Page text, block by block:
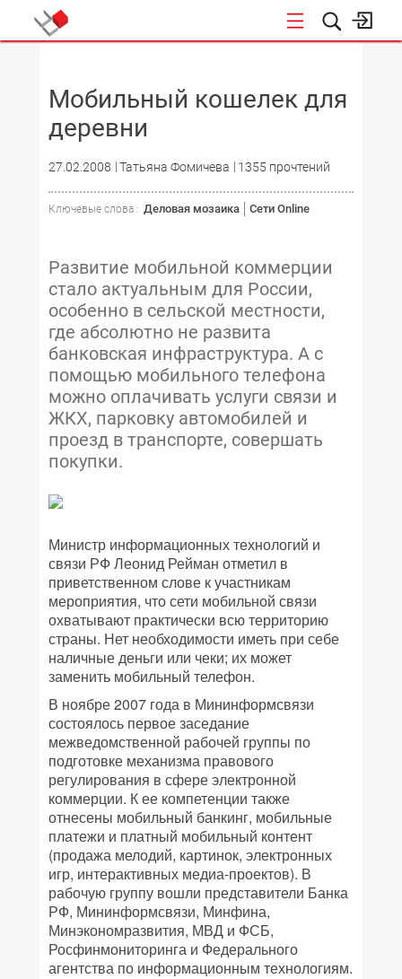
Мобильный кошелек для
деревни
27.02.2008 Татьяна Фомичева 1355 прочтений
Ключевые слова : Деловая мозаика Сети Online
Развитие мобильной коммерции
стало актуальным для России,
особенно в сельской местности,
где абсолютно не развита
банковская инфраструктура. А с
помощью мобильного телефона
можно оплачивать услуги связи и
ЖКХ, парковку автомобилей и
проезд в транспорте, совершать
покупки.
Министр информационных технологий и
связи РФ Леонид Рейман отметил в
приветственном слове к участникам
мероприятия, что сети мобильной связи
охватывают практически всю территорию
страны. Нет необходимости иметь при себе
наличные деньги или чеки; их может
заменить мобильный телефон.
В ноябре 2007 года в Мининформсвязи
состоялось первое заседание
межведомственной рабочей группы по
подготовке механизма правового
регулирования в сфере электронной
коммерции. К ее компетенции также
отнесены мобильный банкинг, мобильные
платежи и платный мобильный контент
(продажа мелодий, картинок, электронных
игр, интерактивных медиа-проектов). В
рабочую группу вошли представители Банка
РФ, Мининформсвязи, Минфина,
Минэкономразвития, МВД и ФСБ,
Росфинмониторинга и Федерального
агентства по информационным технологиям.